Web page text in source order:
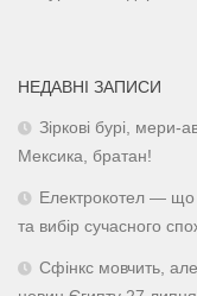
НЕДАВНІ ЗАПИСИ
Зіркові бурі, мери-
Мексика, братан!
Електрокотел — що
та вибір сучасного
Сфінкс мовчить,